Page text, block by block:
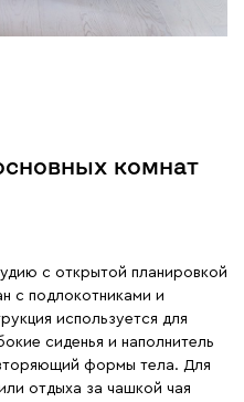
комнат
с открытой планировкой
с подлокотниками и
используется для
сиденья и наполнитель
формы тела. Для
отдыха за чашкой чая